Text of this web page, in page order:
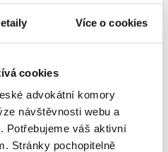
Více o cookies
cookies
advokátní komory
návštěvnosti webu a
Potřebujeme váš aktivní
Stránky pochopitelně